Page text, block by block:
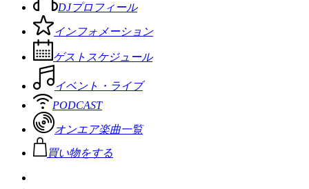
DJプロフィール
インフォメーション
ゲストスケジュール
イベント・ライブ
PODCAST
オンエア楽曲一覧
買い物をする